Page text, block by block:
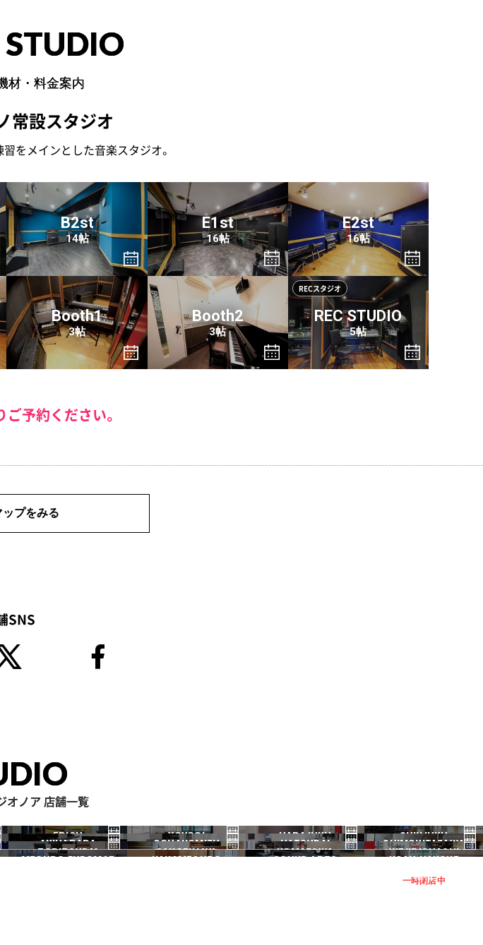
STUDIO
材・料金案内
常設スタジオ
をメインとした音楽スタジオ。
B2st
14帖
E1st
16帖
E2st
16帖
Booth1
3帖
Booth2
3帖
RECスタジオ
REC STUDIO
5帖
ご予約ください。
ップをみる
SNS
オノア 店舗一覧
EBISU
恵比寿
YOYOGI
代々木
HARAJUKU
原宿
SHINJUKU
新宿
AKIHABARA
秋葉原
OCHANOMIZU
御茶ノ水
HATSUDAI
初台
SHIMOKITAZAWA
下北沢
TORITSUDAI SANGENJAYA KOMAZAWA IKEJIRIOHASHI
一時閉店中
MEGURO FUDOMAE NAKAMEGURO SOUND ARTS NOAH HAKONE
箱根